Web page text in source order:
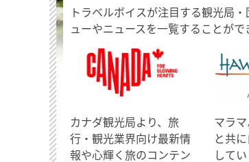
トラベルボイスが注目する観光局
ューやニュースを一覧することがで
​カナダ観光局より、旅
行・観光業界向け最新情
報や心輝く旅のコンテン
マラ
と共
して